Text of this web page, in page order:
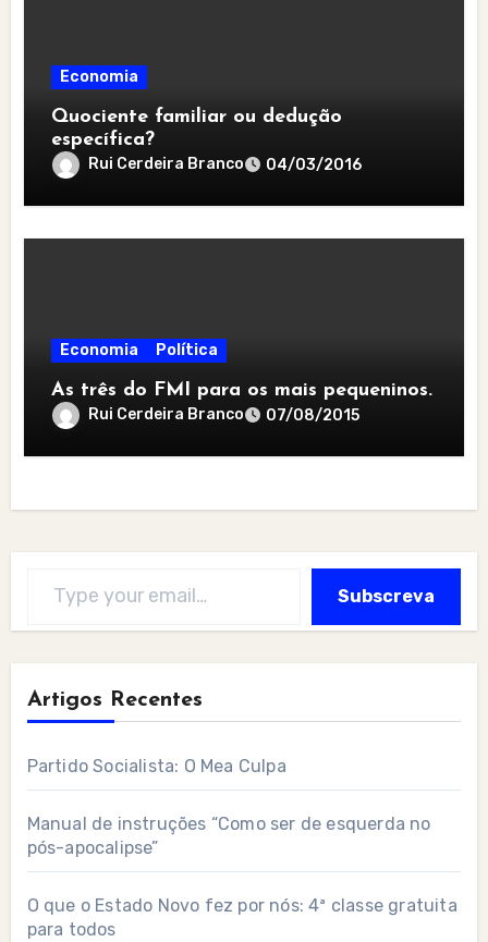
Economia
Quociente familiar ou dedução
específica?
Rui Cerdeira Branco 04/03/2016
Economia Política
As três do FMI para os mais pequeninos.
Rui Cerdeira Branco 07/08/2015
Subscreva
Artigos Recentes
Partido Socialista: O Mea Culpa
Manual de instruções “Como ser de esquerda no
pós-apocalipse”
O que o Estado Novo fez por nós: 4ª classe gratuita
para todos